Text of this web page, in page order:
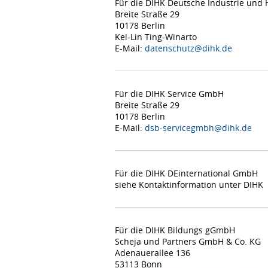
Für die DIHK Deutsche Industrie und
Breite Straße 29
10178 Berlin
Kei-Lin Ting-Winarto
E-Mail: datenschutz@dihk.de
Für die DIHK Service GmbH
Breite Straße 29
10178 Berlin
E-Mail: dsb-servicegmbh@dihk.de
Für die DIHK DEinternational GmbH
siehe Kontaktinformation unter DIHK
Für die DIHK Bildungs gGmbH
Scheja und Partners GmbH & Co. KG
Adenauerallee 136
53113 Bonn